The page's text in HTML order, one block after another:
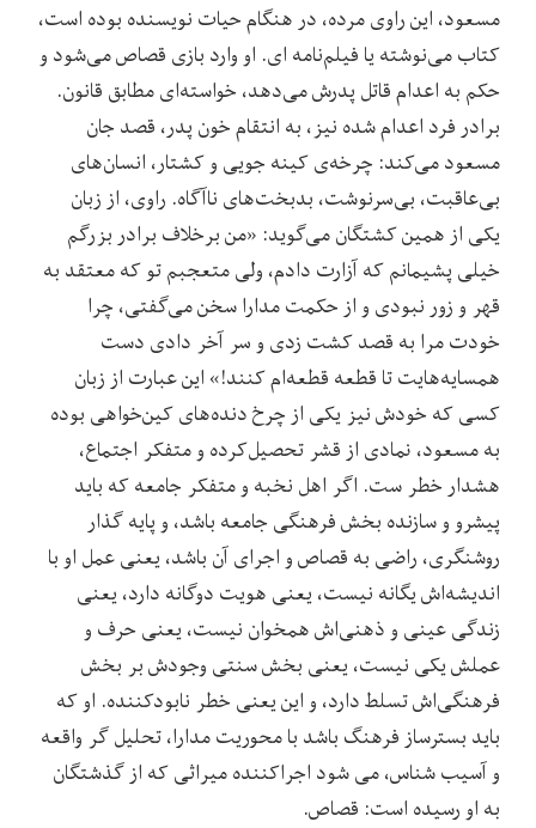
مسعود، این راوی مرده، در هنگام حیات نویسنده بوده است،
کتاب می‌نوشته یا فیلم‌نامه ای. او وارد بازی قصاص می‌شود و
حکم به اعدام قاتل پدرش می‌دهد، خواسته‌ای مطابق قانون.
برادر فرد اعدام شده نیز، به انتقام خون پدر، قصد جان
مسعود می‌کند: چرخه‌ی کینه جویی و کشتار، انسان‌های
بی‌عاقبت، بی‌سرنوشت، بدبخت‌های ناآگاه. راوی، از زبان
یکی از همین کشتگان می‌گوید: «من برخلاف برادر بزرگم
خیلی پشیمانم که آزارت دادم، ولی متعجبم تو که معتقد به
قهر و زور نبودی و از حکمت مدارا سخن می‌گفتی، چرا
خودت مرا به قصد کشت زدی و سر آخر دادی دست
همسایه‌هایت تا قطعه قطعه‌ام کنند!» این عبارت از زبان
کسی که خودش نیز یکی از چرخ دنده‌های کین‌خواهی بوده
به مسعود، نمادی از قشر تحصیل‌کرده و متفکر اجتماع،
هشدار خطر ست. اگر اهل نخبه و متفکر جامعه که باید
پیشرو و سازنده بخش فرهنگی جامعه باشد، و پایه گذار
روشنگری، راضی به قصاص و اجرای آن باشد، یعنی عمل او با
اندیشه‌اش یگانه نیست، یعنی هویت دوگانه دارد، یعنی
زندگی عینی و ذهنی‌اش همخوان نیست، یعنی حرف و
عملش یکی نیست، یعنی بخش سنتی وجودش بر بخش
فرهنگی‌اش تسلط دارد، و این یعنی خطر نابودکننده. او که
باید بسترساز فرهنگ باشد با محوریت مدارا، تحلیل گر واقعه
و آسیب شناس، می شود اجراکننده میراثی که از گذشتگان
به او رسیده است: قصاص.